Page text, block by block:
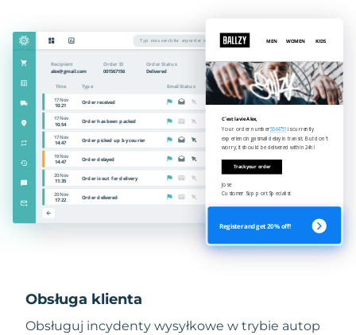
Obsługa klienta
Obsługuj incydenty wysyłkowe w trybie autop